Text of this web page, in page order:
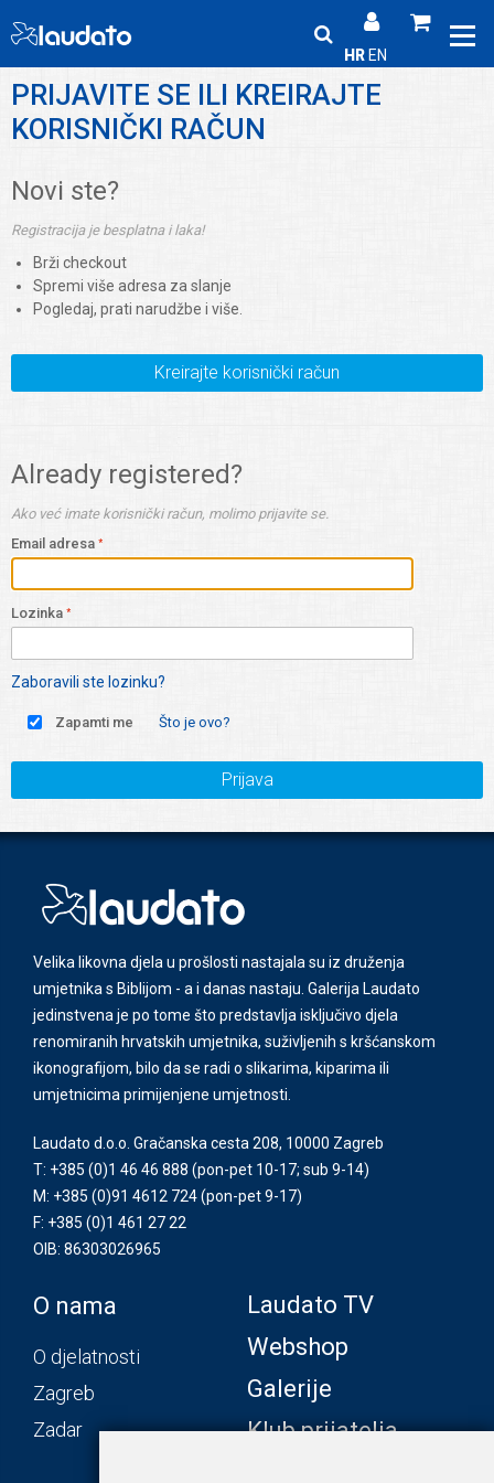
HR EN
PRIJAVITE SE ILI KREIRAJTE
KORISNIČKI RAČUN
Novi ste?
Registracija je besplatna i laka!
Brži checkout
Spremi više adresa za slanje
Pogledaj, prati narudžbe i više.
Kreirajte korisnički račun
Already registered?
Ako već imate korisnički račun, molimo prijavite se.
Email adresa
Lozinka
Zaboravili ste lozinku?
Zapamti me Što je ovo?
Prijava
Velika likovna djela u prošlosti nastajala su iz druženja
umjetnika s Biblijom - a i danas nastaju. Galerija Laudato
jedinstvena je po tome što predstavlja isključivo djela
renomiranih hrvatskih umjetnika, suživljenih s kršćanskom
ikonografijom, bilo da se radi o slikarima, kiparima ili
umjetnicima primijenjene umjetnosti.
Laudato d.o.o. Gračanska cesta 208, 10000 Zagreb
T: +385 (0)1 46 46 888 (pon-pet 10-17; sub 9-14)
M: +385 (0)91 4612 724(pon-pet 9-17)
F: +385 (0)1 461 27 22
OIB: 86303026965
O nama
O djelatnosti
Zagreb
Zadar
Laudato TV
Webshop
Galerije
Klub prijatelja